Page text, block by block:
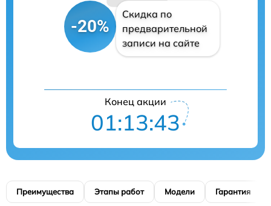
-20%
Скидка по
предварительной
записи на сайте
Конец акции
01:13:41
Преимущества Этапы работ Модели Гарантия